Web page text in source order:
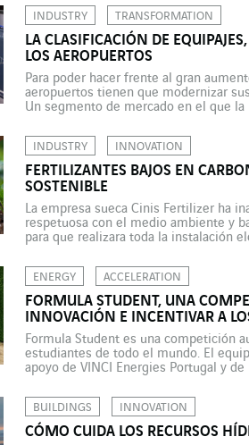
INDUSTRY TRANSFORMATION
LA CLASIFICACIÓN DE
LOS AEROPUERTOS
Para poder hacer frente al gran
aeropuertos tienen que modernizar
Un segmento de mercado en el que
INDUSTRY INNOVATION
FERTILIZANTES BAJOS EN
SOSTENIBLE
La empresa sueca Cinis Fertilizer ha
respetuosa con el medio ambiente y
para que realizara toda la instalación
ENERGY ACCELERATION
FORMULA STUDENT, UNA
INNOVACIÓN E INCENTIVAR A
Formula Student es una competición
estudiantes de todo el mundo. El
apoyo de VINCI Energies Portugal y
BUILDINGS INNOVATION
CÓMO CUIDA LOS RECURSOS